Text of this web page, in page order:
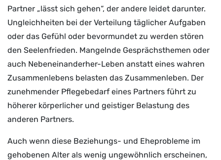
Partner „lässt sich gehen“, der andere leidet darunter.
Ungleichheiten bei der Verteilung täglicher Aufgaben
oder das Gefühl oder bevormundet zu werden stören
den Seelenfrieden. Mangelnde Gesprächsthemen oder
auch Nebeneinanderher-Leben anstatt eines wahren
Zusammenlebens belasten das Zusammenleben. Der
zunehmender Pflegebedarf eines Partners führt zu
höherer körperlicher und geistiger Belastung des
anderen Partners.
Auch wenn diese Beziehungs- und Eheprobleme im
gehobenen Alter als wenig ungewöhnlich erscheinen,